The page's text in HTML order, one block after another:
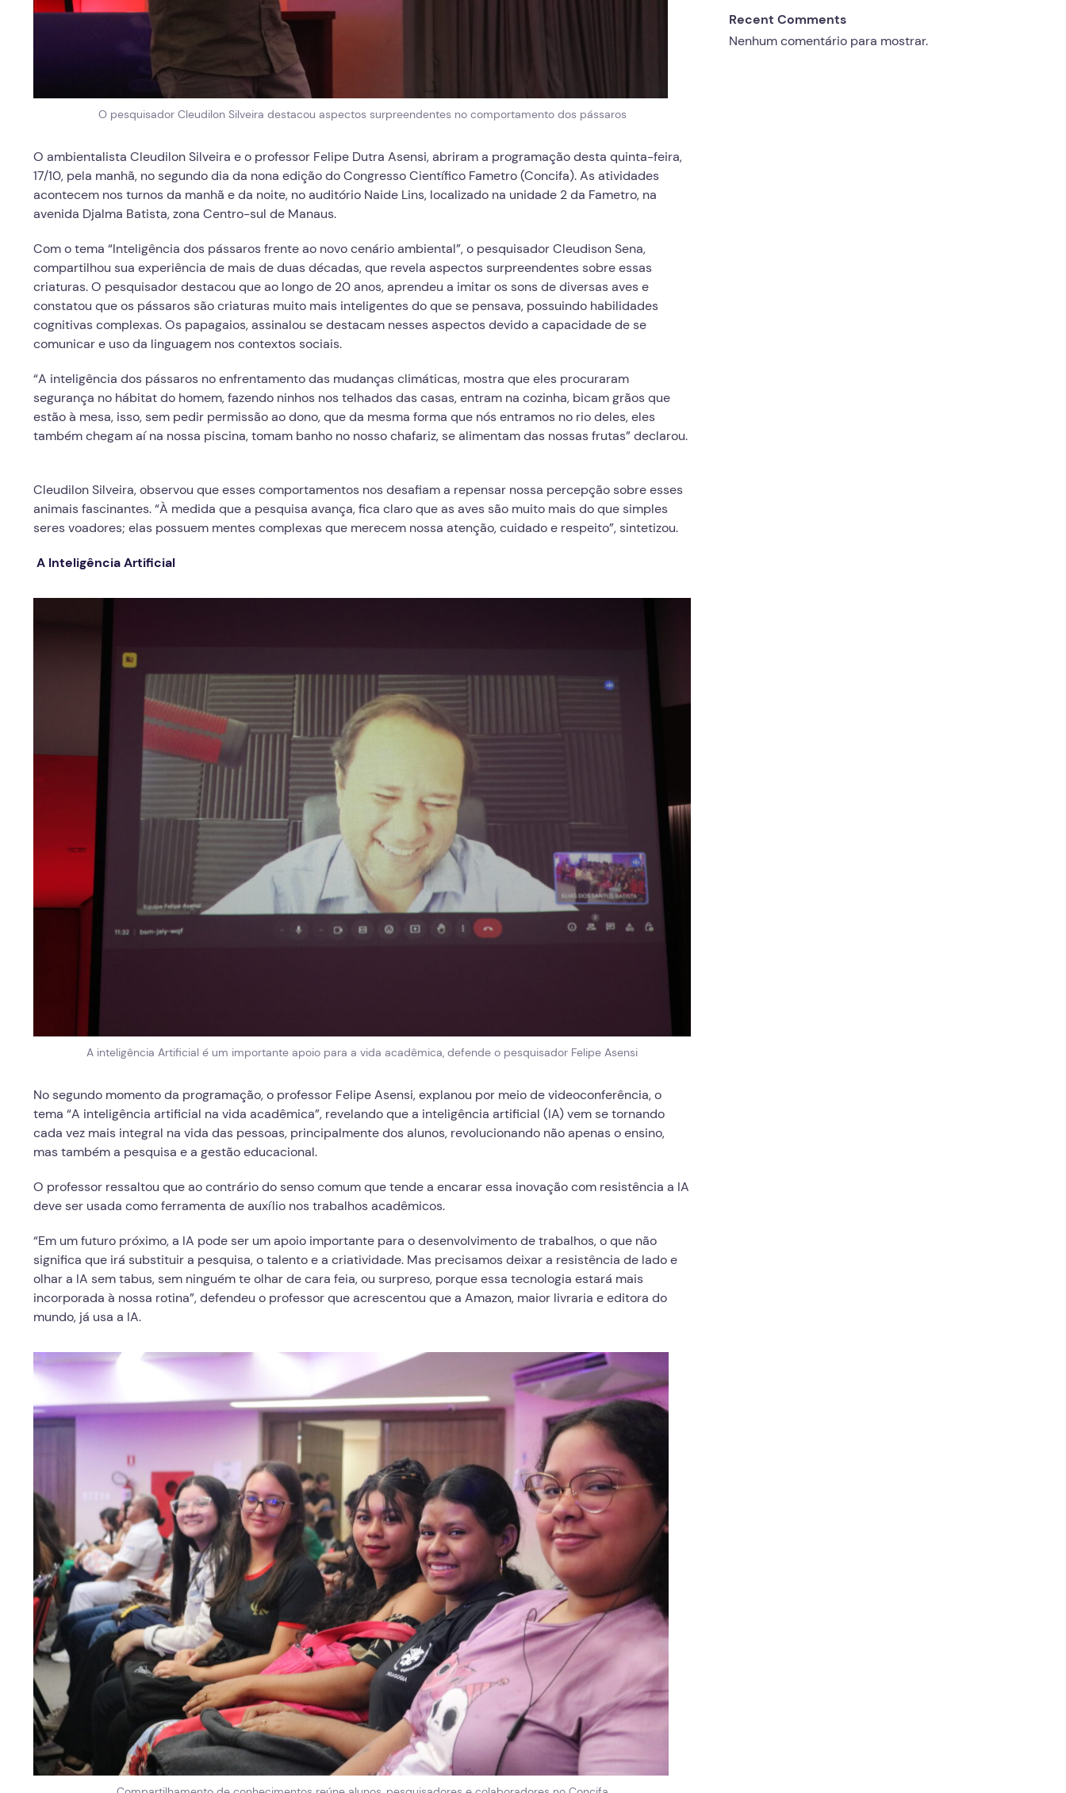
O pesquisador Cleudilon Silveira destacou aspectos surpreendentes no comportamento dos pássaros
O ambientalista Cleudilon Silveira e o professor Felipe Dutra Asensi, abriram a programação desta quinta-feira,
17/10, pela manhã, no segundo dia da nona edição do Congresso Científico Fametro (Concifa). As atividades
acontecem nos turnos da manhã e da noite, no auditório Naide Lins, localizado na unidade 2 da Fametro, na
avenida Djalma Batista, zona Centro-sul de Manaus.
Com o tema “Inteligência dos pássaros frente ao novo cenário ambiental”, o pesquisador Cleudison Sena,
compartilhou sua experiência de mais de duas décadas, que revela aspectos surpreendentes sobre essas
criaturas. O pesquisador destacou que ao longo de 20 anos, aprendeu a imitar os sons de diversas aves e
constatou que os pássaros são criaturas muito mais inteligentes do que se pensava, possuindo habilidades
cognitivas complexas. Os papagaios, assinalou se destacam nesses aspectos devido a capacidade de se
comunicar e uso da linguagem nos contextos sociais.
“A inteligência dos pássaros no enfrentamento das mudanças climáticas, mostra que eles procuraram
segurança no hábitat do homem, fazendo ninhos nos telhados das casas, entram na cozinha, bicam grãos que
estão à mesa, isso, sem pedir permissão ao dono, que da mesma forma que nós entramos no rio deles, eles
também chegam aí na nossa piscina, tomam banho no nosso chafariz, se alimentam das nossas frutas” declarou.
Cleudilon Silveira, observou que esses comportamentos nos desafiam a repensar nossa percepção sobre esses
animais fascinantes. “À medida que a pesquisa avança, fica claro que as aves são muito mais do que simples
seres voadores; elas possuem mentes complexas que merecem nossa atenção, cuidado e respeito”, sintetizou.
A Inteligência Artificial
A inteligência Artificial é um importante apoio para a vida acadêmica, defende o pesquisador Felipe Asensi
No segundo momento da programação, o professor Felipe Asensi, explanou por meio de videoconferência, o
tema “A inteligência artificial na vida acadêmica”, revelando que a inteligência artificial (IA) vem se tornando
cada vez mais integral na vida das pessoas, principalmente dos alunos, revolucionando não apenas o ensino,
mas também a pesquisa e a gestão educacional.
O professor ressaltou que ao contrário do senso comum que tende a encarar essa inovação com resistência a IA
deve ser usada como ferramenta de auxílio nos trabalhos acadêmicos.
“Em um futuro próximo, a IA pode ser um apoio importante para o desenvolvimento de trabalhos, o que não
significa que irá substituir a pesquisa, o talento e a criatividade. Mas precisamos deixar a resistência de lado e
olhar a IA sem tabus, sem ninguém te olhar de cara feia, ou surpreso, porque essa tecnologia estará mais
incorporada à nossa rotina”, defendeu o professor que acrescentou que a Amazon, maior livraria e editora do
mundo, já usa a IA.
Recent Comments
Nenhum comentário para mostrar.